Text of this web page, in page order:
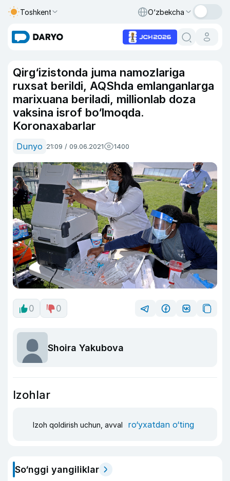
Toshkent O‘zbekcha
Qirg‘izistonda juma namozlariga
ruxsat berildi, AQShda emlanganlarga
marixuana beriladi, millionlab doza
vaksina isrof bo‘lmoqda.
Koronaxabarlar
Dunyo 21:09 / 09.06.2021 1400
0 0
Shoira Yakubova
Izohlar
Izoh qoldirish uchun, avval ro‘yxatdan o‘ting
So‘nggi yangiliklar